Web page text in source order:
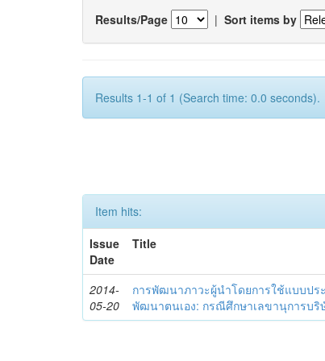
Results/Page | Sort items by
Results 1-1 of 1 (Search time: 0.0 seconds).
Item hits:
Issue
Date
Title
2014-
05-20
การพัฒนาภาวะผู้นำโดยการใช้แบบปร
พัฒนาตนเอง: กรณีศึกษาเลขานุการบ